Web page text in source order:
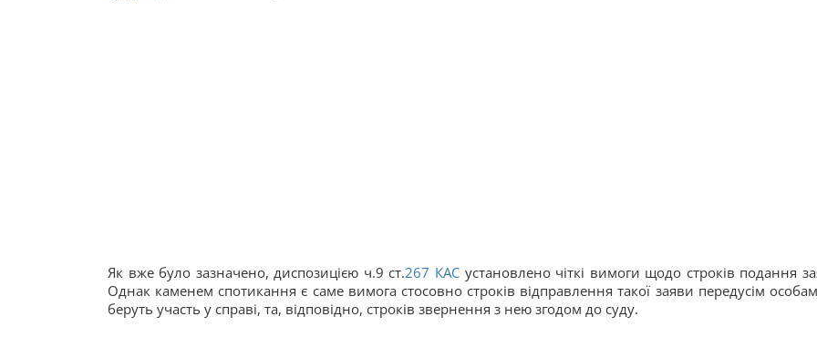
Як вже було зазначено, диспозицією ч.9 ст.267 КАС установлено чіткі вимоги щодо строків подання
Однак каменем спотикання є саме вимога стосовно строків відправлення такої заяви передусім
беруть участь у справі, та, відповідно, строків звернення з нею згодом до суду.